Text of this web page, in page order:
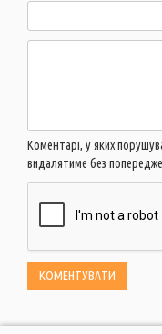
Коментарі, у яких
видалятиме без